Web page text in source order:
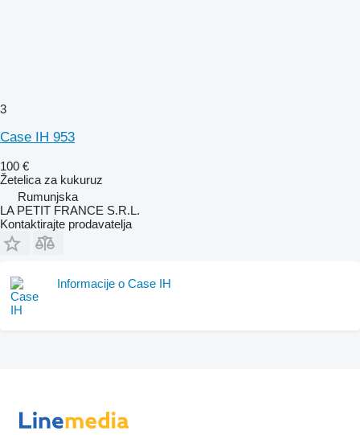
3
Case IH 953
100 €
Žetelica za kukuruz
Rumunjska
LA PETIT FRANCE S.R.L.
Kontaktirajte prodavatelja
Informacije o Case IH